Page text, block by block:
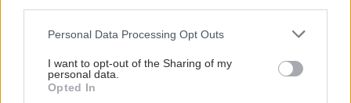
Please note that this website/app uses one or more Google
not limited to your visit or usage behaviour. You may click to
grant or deny consent to Google and its third-party tags to
use your data for below specified purposes in below Google
Personal Data Processing Opt Outs
I want to opt-out of the Sharing of my
personal data.
Opted In
μυέλωμα και τις λοιπές πλασματοκυτταρικές δυσκρασίες.